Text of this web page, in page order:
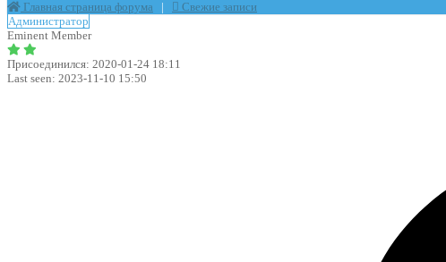
Главная страница форума |
Свежие записи
Администратор
Eminent Member
Присоединился: 2020-01-24 18:11
Last seen: 2023-11-10 15:50